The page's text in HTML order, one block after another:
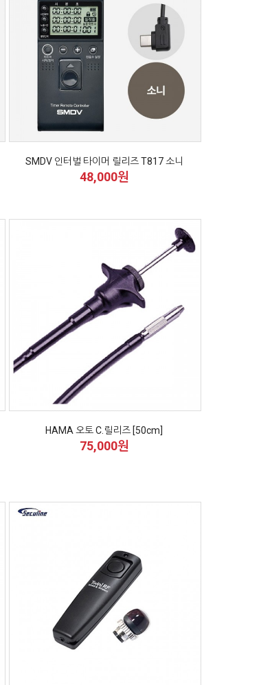
SMDV 인터벌 타이머 릴리즈 T817 소니
48,000원
HAMA 오토 C.릴리즈 [50cm]
75,000원